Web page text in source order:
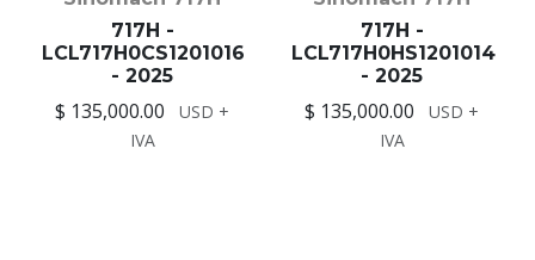
717H -
LCL717H0CS1201016
- 2025
$ 135,000.00
USD +
IVA
717H -
LCL717H0HS1201014
- 2025
$ 135,000.00
USD +
IVA